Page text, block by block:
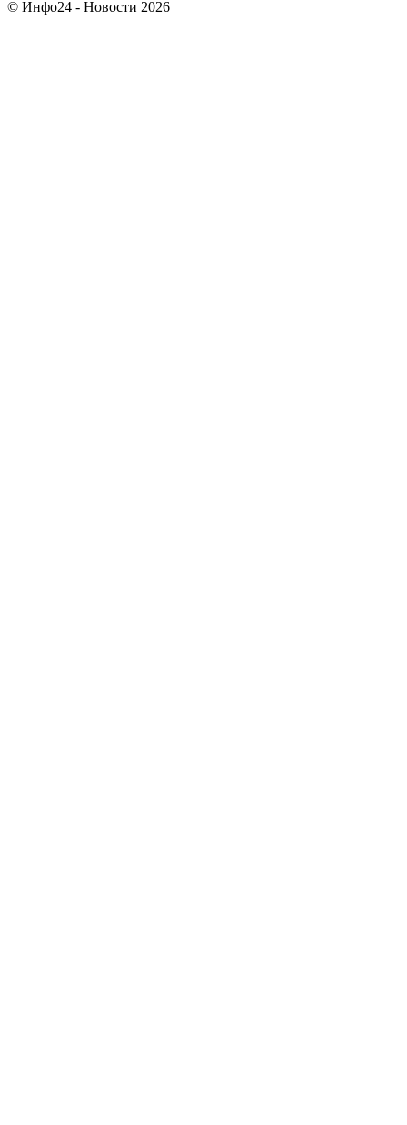
© Инфо24 - Новости 2026